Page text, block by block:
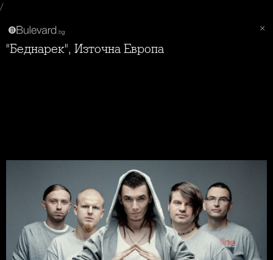
/
"Беднарек", Източна Европа